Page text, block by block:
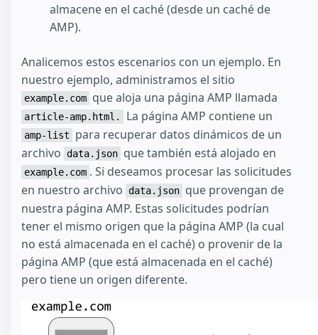
almacene en el caché (desde un caché de
AMP).
Analicemos estos escenarios con un ejemplo. En
nuestro ejemplo, administramos el sitio
example.com que aloja una página AMP llamada
article-amp.html. La página AMP contiene un
amp-list
para recuperar datos dinámicos de un
archivo
data.json que también está alojado en
example.com . Si deseamos procesar las solicitudes
en nuestro archivo
data.json que provengan de
nuestra página AMP. Estas solicitudes podrían
tener el mismo origen que la página AMP (la cual
no está almacenada en el caché) o provenir de la
página AMP (que está almacenada en el caché)
pero tiene un origen diferente.